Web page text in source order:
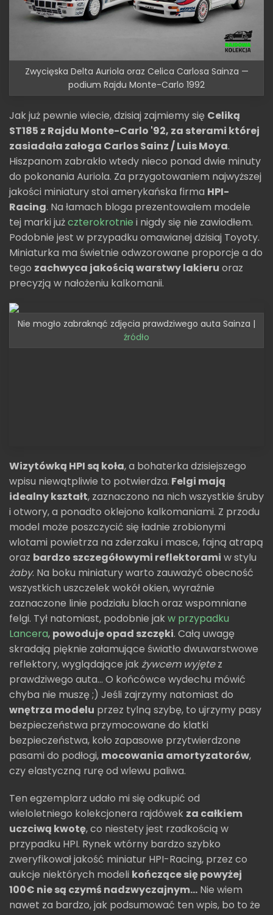
Zwycięska Delta Auriola oraz Celica Carlosa Sainza —
podium Rajdu Monte-Carlo 1992
Jak już pewnie wiecie, dzisiaj zajmiemy się Celiką
ST185 z Rajdu Monte-Carlo '92, za sterami której
zasiadała załoga Carlos Sainz / Luis Moya.
Hiszpanom zabrakło wtedy nieco ponad dwie minuty
do pokonania Auriola. Za przygotowaniem najwyższej
jakości miniatury stoi amerykańska firma HPI-
Racing. Na łamach bloga prezentowałem modele
tej marki jużczterokrotnie i nigdy się nie zawiodłem.
Podobnie jest w przypadku omawianej dzisiaj Toyoty.
Miniaturka ma świetnie odwzorowane proporcje a do
tego zachwyca jakością warstwy lakieru oraz
precyzją w nałożeniu kalkomanii.
Nie mogło zabraknąć zdjęcia prawdziwego auta Sainza |
źródło
Wizytówką HPI są koła, a bohaterka dzisiejszego
wpisu niewątpliwie to potwierdza. Felgi mają
idealny kształt, zaznaczono na nich wszystkie śruby
i otwory, a ponadto oklejono kalkomaniami. Z przodu
model może poszczycić się ładnie zrobionymi
wlotami powietrza na zderzaku i masce, fajną atrapą
oraz bardzo szczegółowymi reflektorami w stylu
żaby. Na boku miniatury warto zauważyć obecność
wszystkich uszczelek wokół okien, wyraźnie
zaznaczone linie podziału blach oraz wspomniane
felgi. Tył natomiast, podobnie jakw przypadku
Lancera, powoduje opad szczęki. Całą uwagę
skradają pięknie załamujące światło dwuwarstwowe
reflektory, wyglądające jakżywcem wyjętez
prawdziwego auta... O końcówce wydechu mówić
chyba nie muszę ;) Jeśli zajrzymy natomiast do
wnętrza modelu przez tylną szybę, to ujrzymy pasy
bezpieczeństwa przymocowane do klatki
bezpieczeństwa, koło zapasowe przytwierdzone
pasami do podłogi, mocowania amortyzatorów,
czy elastyczną rurę od wlewu paliwa.
Ten egzemplarz udało mi się odkupić od
wieloletniego kolekcjonera rajdówek za całkiem
uczciwą kwotę, co niestety jest rzadkością w
przypadku HPI. Rynek wtórny bardzo szybko
zweryfikował jakość miniatur HPI-Racing, przez co
aukcje niektórych modeli kończące się powyżej
100€ nie są czymś nadzwyczajnym... Nie wiem
nawet za bardzo, jak podsumować ten wpis, bo to że